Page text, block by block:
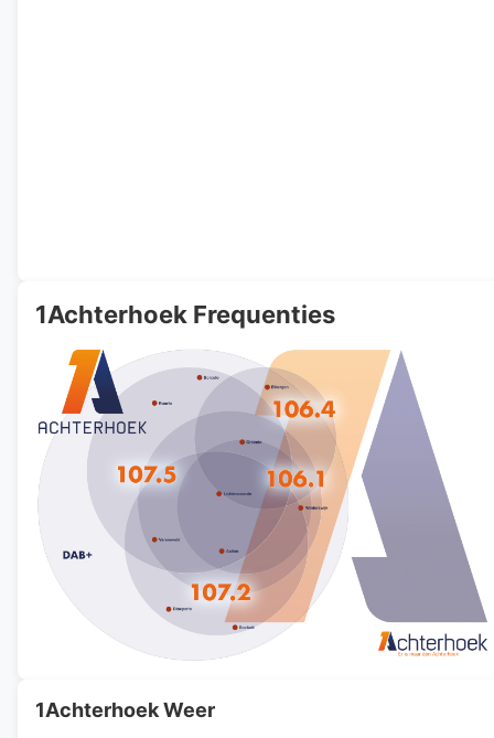
1Achterhoek Frequenties
1Achterhoek Weer